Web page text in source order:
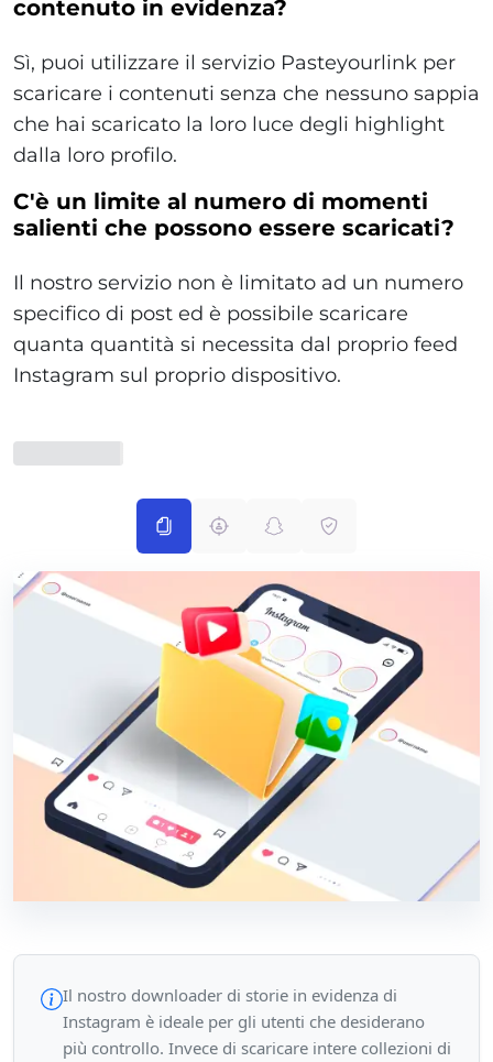
contenuto in evidenza?
Sì, puoi utilizzare il servizio Pasteyourlink per
scaricare i contenuti senza che nessuno sappia
che hai scaricato la loro luce degli highlight
dalla loro profilo.
C'è un limite al numero di momenti
salienti che possono essere scaricati?
Il nostro servizio non è limitato ad un numero
specifico di post ed è possibile scaricare
quanta quantità si necessita dal proprio feed
Instagram sul proprio dispositivo.
Il nostro downloader di storie in evidenza di
Instagram è ideale per gli utenti che desiderano
più controllo. Invece di scaricare intere collezioni di